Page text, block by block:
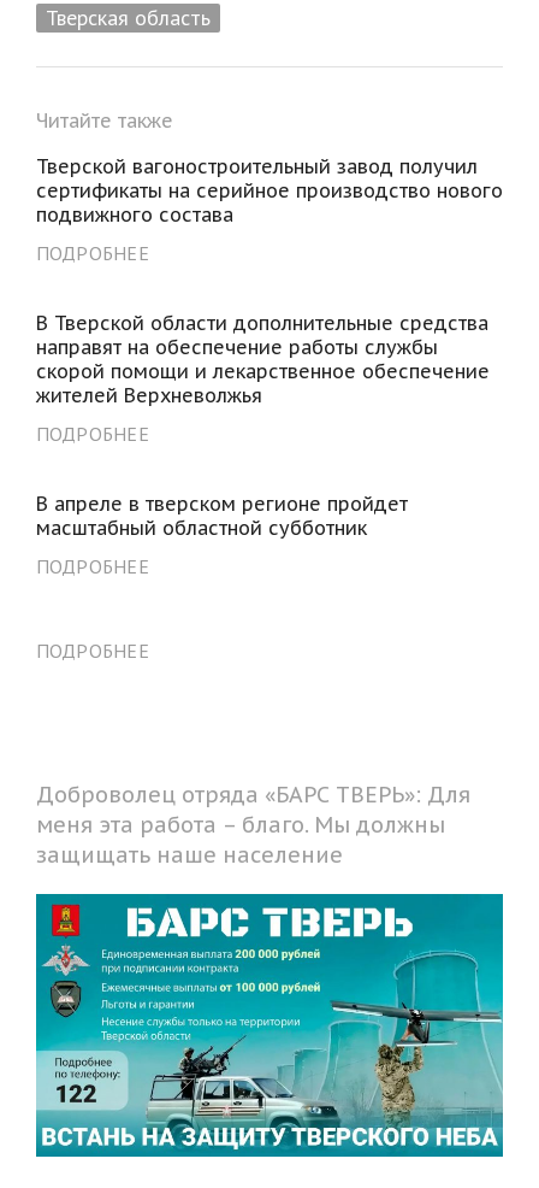
Тверская область
Читайте также
Тверской вагоностроительный завод получил
сертификаты на серийное производство нового
подвижного состава
ПОДРОБНЕЕ
В Тверской области дополнительные средства
направят на обеспечение работы службы
скорой помощи и лекарственное обеспечение
жителей Верхневолжья
ПОДРОБНЕЕ
В апреле в тверском регионе пройдет
масштабный областной субботник
ПОДРОБНЕЕ
ПОДРОБНЕЕ
Доброволец отряда «БАРС ТВЕРЬ»: Для
меня эта работа – благо. Мы должны
защищать наше население